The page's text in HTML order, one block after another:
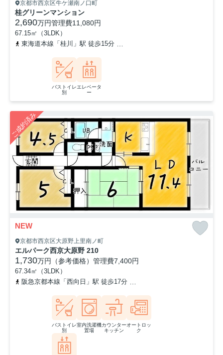
京都市西京区牛ケ瀬南ノ口町
桂グリーンマンション
2,690万円管理費11,080円
67.15㎡（3LDK）
東海道本線「桂川」駅 徒歩15分
バストイレ
別
エレベータ
ー
ご成約済み
NEW
京都市西京区大原野上里南ノ町
エルパーク西京大原野 210
1,730万円（参考価格） 管理費7,400円
67.34㎡（3LDK）
阪急京都本線「西向日」駅 徒歩17分
バストイレ
別
室内洗濯機
置場
カウンター
キッチン
オートロッ
ク